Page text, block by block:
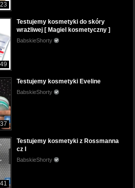
Testujemy kosmetyki do skóry
wrażliwej [ Magiel kosmetyczny ]
BabskieShorty
Testujemy kosmetyki Eveline
BabskieShorty
Testujemy kosmetyki z Rossmanna
cz I
BabskieShorty